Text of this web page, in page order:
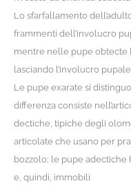
Lo sfarfallamento
frammenti dell’involucro
mentre nelle pupe obtecte
lasciando l’involucro
Le pupe exarate si
differenza consiste
dectiche, tipiche degli
articolate che usano per
bozzolo; le pupe
e, quindi, immobili